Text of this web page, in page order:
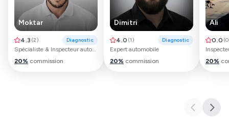
Moktar
4.3 (2) Diagnostic
Spécialiste & Inspecteur automobile
20% commission
Dimitri
4.0 (1) Diagnostic
Expert automobile
20% commission
Ali
0.0 (0
20%